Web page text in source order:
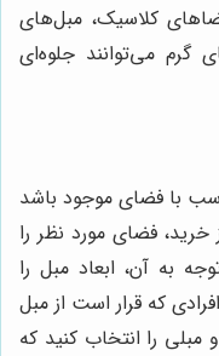
کلاسیک، مبل‌های
گرم می‌توانند جلوه‌ای
با فضای موجود باشد
فضای مورد نظر را
به آن، ابعاد مبل را
که قرار است از مبل
مبلی را انتخاب کنید که